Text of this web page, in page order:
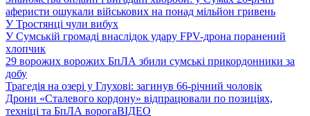
аферисти ошукали військових на понад мільйон гривень
У Тростянці чули вибух
У Сумській громаді внаслідок удару FPV-дрона поранений
хлопчик
29 ворожих ворожих БпЛА збили сумські прикордонники за
добу
Трагедія на озері у Глухові: загинув 66-річний чоловік
Дрони «Сталевого кордону» відпрацювали по позиціях,
техніці та БпЛА ворогаВІДЕО